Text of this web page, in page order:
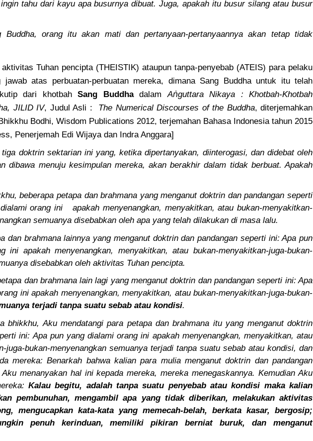
tahu dari kayu apa busurnya dibuat. Juga, apakah itu busur silang atau busur
Buddha, orang itu akan mati dan pertanyaan-pertanyaannya akan tetap tidak
Tuhan pencipta (THEISTIK) ataupun tanpa-penyebab (ATEIS) para pelaku
jawab atas perbuatan-perbuatan mereka, dimana Sang Buddha untuk itu telah
dari khotbahSang Buddhadalam Aṅguttara Nikaya : Khotbah-Khotbah
JILID IV, Judul Asli : The Numerical Discourses of the Buddha, diterjemahkan
Bodhi, Wisdom Publications 2012, terjemahan Bahasa Indonesia tahun 2015
Penerjemah Edi Wijaya dan Indra Anggara]
doktrin sektarian ini yang, ketika dipertanyakan, diinterogasi, dan didebat oleh
dibawa menuju kesimpulan mereka, akan berakhir dalam tidak berbuat. Apakah
beberapa petapa dan brahmana yang menganut doktrin dan pandangan seperti
orang ini
apakah menyenangkan, menyakitkan, atau bukan-menyakitkan-
semuanya disebabkan oleh apa yang telah dilakukan di masa lalu.
dan brahmana lainnya yang menganut doktrin dan pandangan seperti ini: Apa pun
ini apakah menyenangkan, menyakitkan, atau bukan-menyakitkan-juga-bukan-
disebabkan oleh aktivitas Tuhan pencipta.
dan brahmana lain lagi yang menganut doktrin dan pandangan seperti ini: Apa
ini apakah menyenangkan, menyakitkan, atau bukan-menyakitkan-juga-bukan-
terjadi tanpa suatu sebab atau kondisi.
bhikkhu, Aku mendatangi para petapa dan brahmana itu yang menganut doktrin
ini: Apa pun yang dialami orang ini apakah menyenangkan, menyakitkan, atau
juga-bukan-menyenangkan semuanya terjadi tanpa suatu sebab atau kondisi, dan
mereka: Benarkah bahwa kalian para mulia menganut doktrin dan pandangan
menanyakan hal ini kepada mereka, mereka menegaskannya. Kemudian Aku
Kalau begitu, adalah tanpa suatu penyebab atau kondisi maka kalian
pembunuhan, mengambil apa yang tidak diberikan, melakukan aktivitas
mengucapkan kata-kata yang memecah-belah, berkata kasar, bergosip;
penuh kerinduan, memiliki pikiran berniat buruk, dan menganut